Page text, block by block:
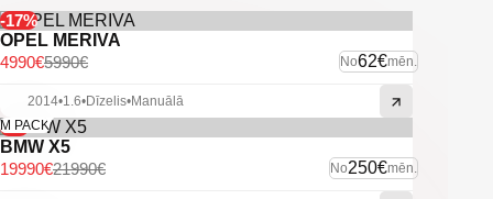
-Braukšanas līniju asistents.
-Klimatkontrole.
-El. regulējama, multifunkcionāla stūre.
-Priekšējie un aizmugurējie parkošanās sensori.
-Atpakaļskata kamera.
-Sporta režīms.
-Aklo zonu asistents.
-Divas atslēgas.
-Servisa gramatiņa.
-17%
OPEL MERIVA
No62€mēn.
5990€
4990€
2014•1.6•Dīzelis•Manuālā
-9%
M PACK
BMW X5
No250€mēn.
21990€
19990€